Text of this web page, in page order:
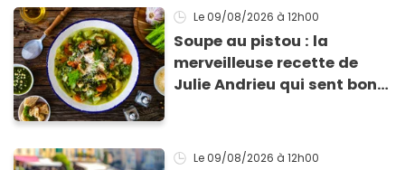
Le 09/08/2026 à 12h00
Soupe au pistou : la
merveilleuse recette de
Julie Andrieu qui sent bon
Le 09/08/2026 à 12h00